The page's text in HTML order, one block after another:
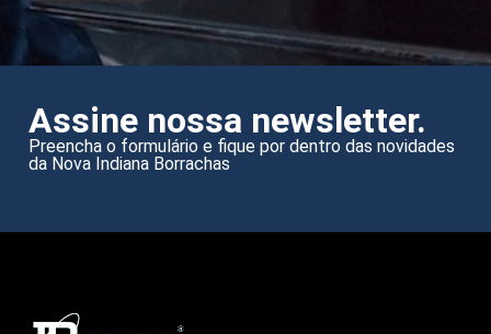
Assine nossa newsletter.
Preencha o formulário e fique por dentro das novidades
da Nova Indiana Borrachas